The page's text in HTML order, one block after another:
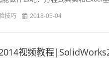
技巧 2018-05-04